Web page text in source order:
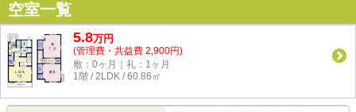
空室一覧
5.8万円
(管理費・共益費 2,900円)
敷：0ヶ月｜礼：1ヶ月
1階 / 2LDK / 60.86㎡